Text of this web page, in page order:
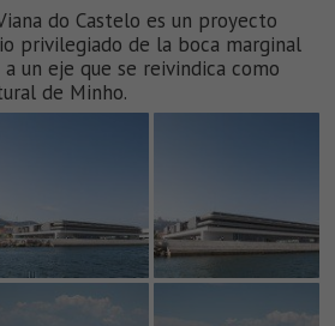
do Castelo es un proyecto
privilegiado de la boca marginal
un eje que se reivindica como
de Minho.